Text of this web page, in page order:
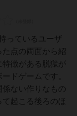
っているユーザ
点の両面から紹
徴がある脱獄が
ドゲームです。
ない作りなもの
起こる後ろのほ